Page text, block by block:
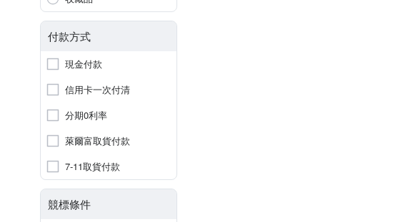
付款方式
現金付款
信用卡一次付清
分期0利率
萊爾富取貨付款
7-11取貨付款
競標條件